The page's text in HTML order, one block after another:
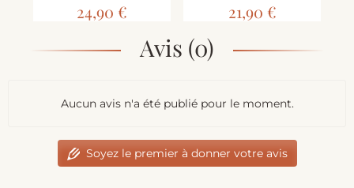
24,90 € 21,90 €
Avis (0)
Aucun avis n'a été publié pour le moment.
Soyez le premier à donner votre avis